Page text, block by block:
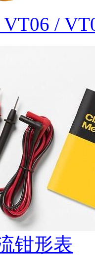
/
钳形表